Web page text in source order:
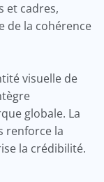
et cadres,
de la cohérence
visuelle de
globale. La
renforce la
la crédibilité.